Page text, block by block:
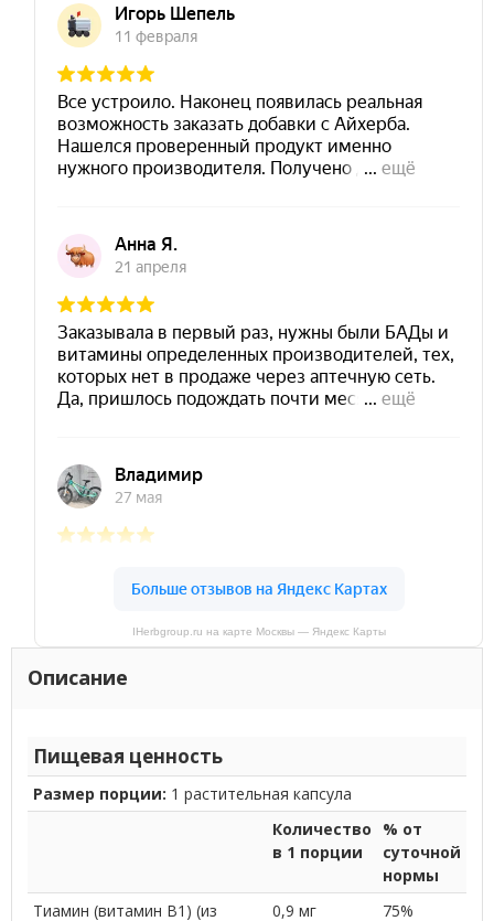
IHerbgroup.ru на карте Москвы — Яндекс Карты
Описание
Пищевая ценность
Размер порции: 1 растительная капсула
Количество
в 1 порции
% от
суточной
нормы
Тиамин (витамин B1) (из
0,9 мг 75%